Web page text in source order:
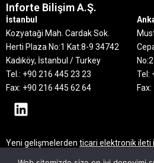
Inforte Bilişim A.Ş.
İstanbul
Kozyataği Mah. Cardak Sok.
Herti Plaza No:1 Kat:8-9 34742
Kadıköy, İstanbul / Turkey
Tel.: +90 216 445 23 23
Fax: +90 216 445 62 64
Tel:
Yeni gelişmelerden ticari elektronik ileti